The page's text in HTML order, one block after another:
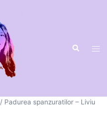
/ Padurea spanzuratilor – Liviu